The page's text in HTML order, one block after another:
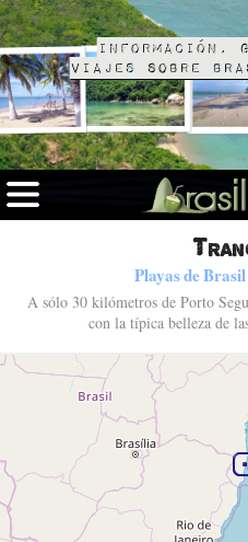
Información,
viajes sobre
Playas de Brasil
A sólo 30 kilómetros de Porto
con la típica belleza de
Fotos de